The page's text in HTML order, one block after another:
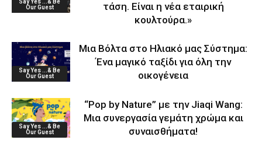
Say Yes ...& Be
Our Guest
τάση. Είναι η νέα εταιρική
κουλτούρα.»
Say Yes ...& Be
Our Guest
Μια Βόλτα στο Ηλιακό μας Σύστημα:
Ένα μαγικό ταξίδι για όλη την
οικογένεια
Say Yes ...& Be
Our Guest
“Pop by Nature” με την Jiaqi Wang:
Μια συνεργασία γεμάτη χρώμα και
συναισθήματα!